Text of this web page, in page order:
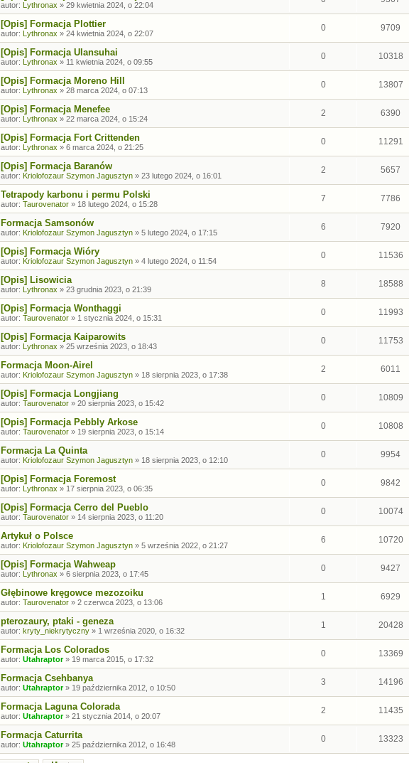
autor: Lythronax » 29 kwietnia 2024, o 22:04
[Opis] Formacja Plottier
autor: Lythronax » 24 kwietnia 2024, o 22:07
0 9709
[Opis] Formacja Ulansuhai
autor: Lythronax » 11 kwietnia 2024, o 09:55
0 10318
[Opis] Formacja Moreno Hill
autor: Lythronax » 28 marca 2024, o 07:13
0 13807
[Opis] Formacja Menefee
autor: Lythronax » 22 marca 2024, o 15:24
2 6390
[Opis] Formacja Fort Crittenden
autor: Lythronax » 6 marca 2024, o 21:25
0 11291
[Opis] Formacja Baranów
autor: Kriolofozaur Szymon Jagusztyn » 23 lutego 2024, o 16:01
2 5657
Tetrapody karbonu i permu Polski
autor: Taurovenator » 18 lutego 2024, o 15:28
7 7786
Formacja Samsonów
autor: Kriolofozaur Szymon Jagusztyn » 5 lutego 2024, o 17:15
6 7920
[Opis] Formacja Wióry
autor: Kriolofozaur Szymon Jagusztyn » 4 lutego 2024, o 11:54
0 11536
[Opis] Lisowicia
autor: Lythronax » 23 grudnia 2023, o 21:39
8 18588
[Opis] Formacja Wonthaggi
autor: Taurovenator » 1 stycznia 2024, o 15:31
0 11993
[Opis] Formacja Kaiparowits
autor: Lythronax » 25 września 2023, o 18:43
0 11753
Formacja Moon-Airel
autor: Kriolofozaur Szymon Jagusztyn » 18 sierpnia 2023, o 17:38
2 6011
[Opis] Formacja Longjiang
autor: Taurovenator » 20 sierpnia 2023, o 15:42
0 10809
[Opis] Formacja Pebbly Arkose
autor: Taurovenator » 19 sierpnia 2023, o 15:14
0 10808
Formacja La Quinta
autor: Kriolofozaur Szymon Jagusztyn » 18 sierpnia 2023, o 12:10
0 9954
[Opis] Formacja Foremost
autor: Lythronax » 17 sierpnia 2023, o 06:35
0 9842
[Opis] Formacja Cerro del Pueblo
autor: Taurovenator » 14 sierpnia 2023, o 11:20
0 10074
Artykuł o Polsce
autor: Kriolofozaur Szymon Jagusztyn » 5 września 2022, o 21:27
6 10720
[Opis] Formacja Wahweap
autor: Lythronax » 6 sierpnia 2023, o 17:45
0 9427
Głębinowe kręgowce mezozoiku
autor: Taurovenator » 2 czerwca 2023, o 13:06
1 6929
pterozaury, ptaki - geneza
autor: kryty_niekrytyczny » 1 września 2020, o 16:32
1 20428
Formacja Los Colorados
autor: Utahraptor» 19 marca 2015, o 17:32
0 13369
Formacja Csehbanya
autor: Utahraptor» 19 października 2012, o 10:50
3 14196
Formacja Laguna Colorada
autor: Utahraptor» 21 stycznia 2014, o 20:07
2 11435
Formacja Caturrita
autor: Utahraptor» 25 października 2012, o 16:48
0 13323